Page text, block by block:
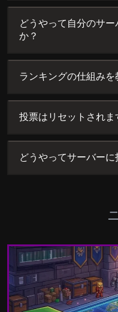
どうやって自分のサ
か？
ランキングの仕組みを
投票はリセットされま
どうやってサーバーに